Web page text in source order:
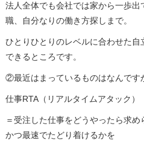
法人全体でも会社では家から一歩
職、自分なりの働き方探しまで。
ひとりひとりのレベルに合わせた
できるところです。
②最近はまっているものはなんです
仕事RTA（リアルタイムアタック）
＝受注した仕事をどうやったら求
かつ最速でたどり着けるかを